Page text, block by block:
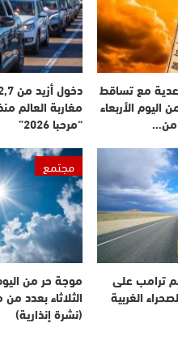
مع تساقط
اليوم الأربعاء
من…
مغاربة العالم
“مرحبا 2026”
ترامب على
الغربية
مجتمع
موجة حر من
الثلاثاء بعدد
(نشرة إنذارية)